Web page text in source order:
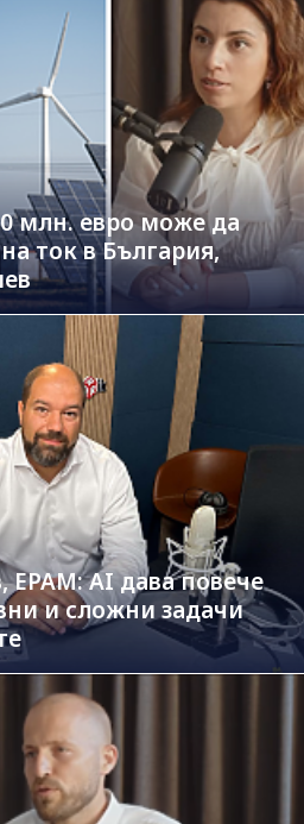
млн. евро може да
ток в България,
AI дава повече
и сложни задачи